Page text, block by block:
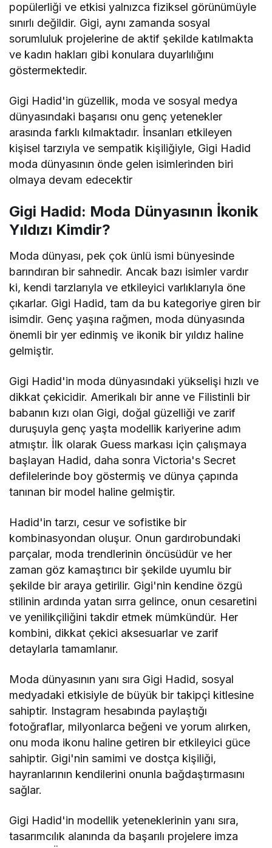
popülerliği ve etkisi yalnızca fiziksel görünümüyle
sınırlı değildir. Gigi, aynı zamanda sosyal
sorumluluk projelerine de aktif şekilde katılmakta
ve kadın hakları gibi konulara duyarlılığını
göstermektedir.
Gigi Hadid'in güzellik, moda ve sosyal medya
dünyasındaki başarısı onu genç yetenekler
arasında farklı kılmaktadır. İnsanları etkileyen
kişisel tarzıyla ve sempatik kişiliğiyle, Gigi Hadid
moda dünyasının önde gelen isimlerinden biri
olmaya devam edecektir
Gigi Hadid: Moda Dünyasının İkonik
Yıldızı Kimdir?
Moda dünyası, pek çok ünlü ismi bünyesinde
barındıran bir sahnedir. Ancak bazı isimler vardır
ki, kendi tarzlarıyla ve etkileyici varlıklarıyla öne
çıkarlar. Gigi Hadid, tam da bu kategoriye giren bir
isimdir. Genç yaşına rağmen, moda dünyasında
önemli bir yer edinmiş ve ikonik bir yıldız haline
gelmiştir.
Gigi Hadid'in moda dünyasındaki yükselişi hızlı ve
dikkat çekicidir. Amerikalı bir anne ve Filistinli bir
babanın kızı olan Gigi, doğal güzelliği ve zarif
duruşuyla genç yaşta modellik kariyerine adım
atmıştır. İlk olarak Guess markası için çalışmaya
başlayan Hadid, daha sonra Victoria's Secret
defilelerinde boy göstermiş ve dünya çapında
tanınan bir model haline gelmiştir.
Hadid'in tarzı, cesur ve sofistike bir
kombinasyondan oluşur. Onun gardırobundaki
parçalar, moda trendlerinin öncüsüdür ve her
zaman göz kamaştırıcı bir şekilde uyumlu bir
şekilde bir araya getirilir. Gigi'nin kendine özgü
stilinin ardında yatan sırra gelince, onun cesaretini
ve yenilikçiliğini takdir etmek mümkündür. Her
kombini, dikkat çekici aksesuarlar ve zarif
detaylarla tamamlanır.
Moda dünyasının yanı sıra Gigi Hadid, sosyal
medyadaki etkisiyle de büyük bir takipçi kitlesine
sahiptir. Instagram hesabında paylaştığı
fotoğraflar, milyonlarca beğeni ve yorum alırken,
onu moda ikonu haline getiren bir etkileyici güce
sahiptir. Gigi'nin samimi ve dostça kişiliği,
hayranlarının kendilerini onunla bağdaştırmasını
sağlar.
Gigi Hadid'in modellik yeteneklerinin yanı sıra,
tasarımcılık alanında da başarılı projelere imza